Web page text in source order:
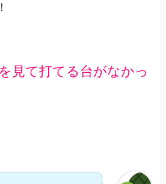
見て打てる台がなかっ